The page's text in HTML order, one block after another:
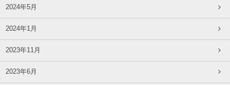
2024年5月
2024年1月
2023年11月
2023年6月